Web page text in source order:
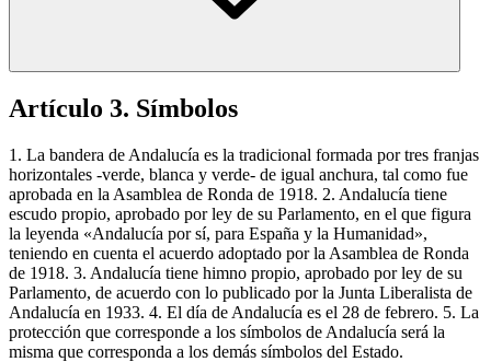
Artículo 3. Símbolos
1. La bandera de Andalucía es la tradicional formada por tres franjas
horizontales -verde, blanca y verde- de igual anchura, tal como fue
aprobada en la Asamblea de Ronda de 1918. 2. Andalucía tiene
escudo propio, aprobado por ley de su Parlamento, en el que figura
la leyenda «Andalucía por sí, para España y la Humanidad»,
teniendo en cuenta el acuerdo adoptado por la Asamblea de Ronda
de 1918. 3. Andalucía tiene himno propio, aprobado por ley de su
Parlamento, de acuerdo con lo publicado por la Junta Liberalista de
Andalucía en 1933. 4. El día de Andalucía es el 28 de febrero. 5. La
protección que corresponde a los símbolos de Andalucía será la
misma que corresponda a los demás símbolos del Estado.